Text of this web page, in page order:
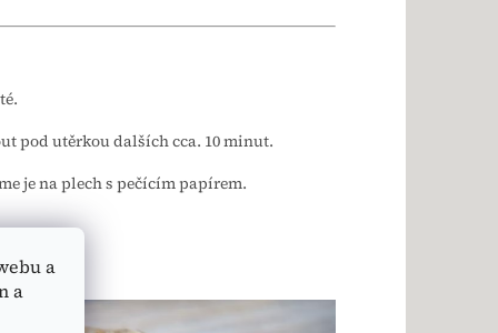
a
a
pod utěrkou dalších cca. 10 minut.
je na plech s pečícím papírem.